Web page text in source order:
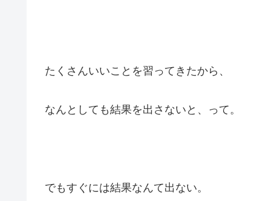
たくさんいいことを習ってきたから、
なんとしても結果を出さないと、って。
でもすぐには結果なんて出ない。